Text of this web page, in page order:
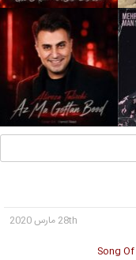
28th مارس 2020
Song Of